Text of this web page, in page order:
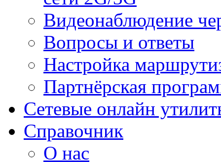
Видеонаблюдение
Вопросы и ответы
Настройка
Партнёрская
Сетевые онлайн
Справочник
О нас